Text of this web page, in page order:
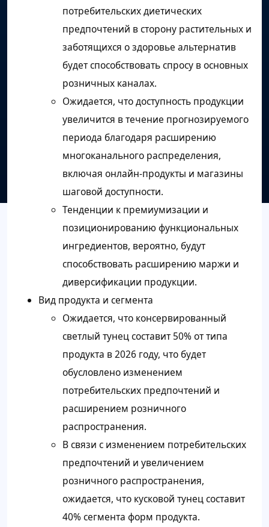
потребительских диетических
предпочтений в сторону растительных и
заботящихся о здоровье альтернатив
будет способствовать спросу в основных
розничных каналах.
Ожидается, что доступность продукции
увеличится в течение прогнозируемого
периода благодаря расширению
многоканального распределения,
включая онлайн-продукты и магазины
шаговой доступности.
Тенденции к премиумизации и
позиционированию функциональных
ингредиентов, вероятно, будут
способствовать расширению маржи и
диверсификации продукции.
Вид продукта и сегмента
Ожидается, что консервированный
светлый тунец составит 50% от типа
продукта в 2026 году, что будет
обусловлено изменением
потребительских предпочтений и
расширением розничного
распространения.
В связи с изменением потребительских
предпочтений и увеличением
розничного распространения,
ожидается, что кусковой тунец составит
40% сегмента форм продукта.